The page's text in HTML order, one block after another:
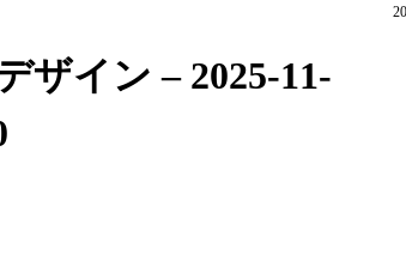
ザイン – 2025-11-